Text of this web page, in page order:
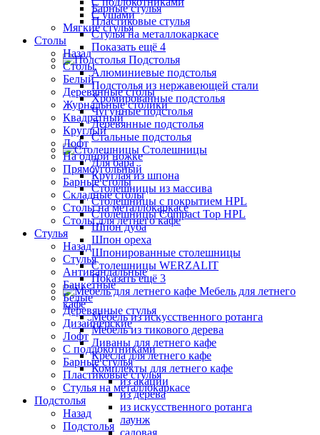
Барные стулья
Пластиковые стулья
Стулья на металлокаркасе
Показать ещё 4
Подстолья
Алюминиевые подстолья
Подстолья из нержавеющей стали
Хромированные подстолья
Чугунные подстолья
Деревянные подстолья
Стальные подстолья
Столешницы
Для бара
Круглая из шпона
Столешницы из массива
Столешницы с покрытием HPL
Столешницы Сompact Top HPL
Шпон дуба
Шпон ореха
Шпонированные столешницы
Столешницы WERZALIT
Показать ещё 3
Мебель для летнего
кафе
Мебель из искусственного ротанга
Мебель из тикового дерева
Диваны для летнего кафе
Кресла для летнего кафе
Комплекты для летнего кафе
из акации
из дерева
из искусственного ротанга
лаунж
садовая
С ушами
Мягкие стулья
Столы
Назад
Столы
Белый
Деревянные столы
Журнальные столики
Квадратный
Круглый
Лофт
На одной ножке
Прямоугольный
Барные столы
Складные столы
Столы на металлокаркасе
Столы для летнего кафе
Стулья
Назад
Стулья
Антивандальные
Банкетные
Белые
Деревянные стулья
Дизайнерские
Лофт
С подлокотниками
Барные стулья
Пластиковые стулья
Стулья на металлокаркасе
Подстолья
Назад
Подстолья